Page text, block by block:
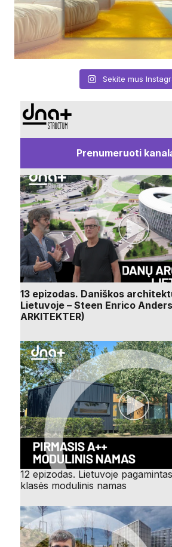
Sekite mus
Prenumeruoti
13 epizodas. Daniškos
Lietuvoje – Steen Enrico
ARKITEKTER)
12 epizodas. Lietuvoje
klasės modulinis namas